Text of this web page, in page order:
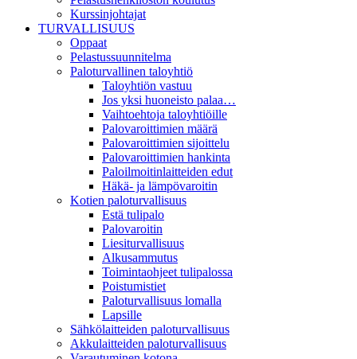
Kurssinjohtajat
TURVALLISUUS
Oppaat
Pelastussuunnitelma
Paloturvallinen taloyhtiö
Taloyhtiön vastuu
Jos yksi huoneisto palaa…
Vaihtoehtoja taloyhtiöille
Palovaroittimien määrä
Palovaroittimien sijoittelu
Palovaroittimien hankinta
Paloilmoitinlaitteiden edut
Häkä- ja lämpövaroitin
Kotien paloturvallisuus
Estä tulipalo
Palovaroitin
Liesiturvallisuus
Alkusammutus
Toimintaohjeet tulipalossa
Poistumistiet
Paloturvallisuus lomalla
Lapsille
Sähkölaitteiden paloturvallisuus
Akkulaitteiden paloturvallisuus